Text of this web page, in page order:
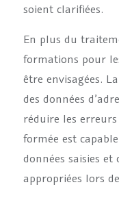
soient clarifiées.
En plus du
formations pour
être envisagées.
des données
réduire les
formée est
données saisies
appropriées lors